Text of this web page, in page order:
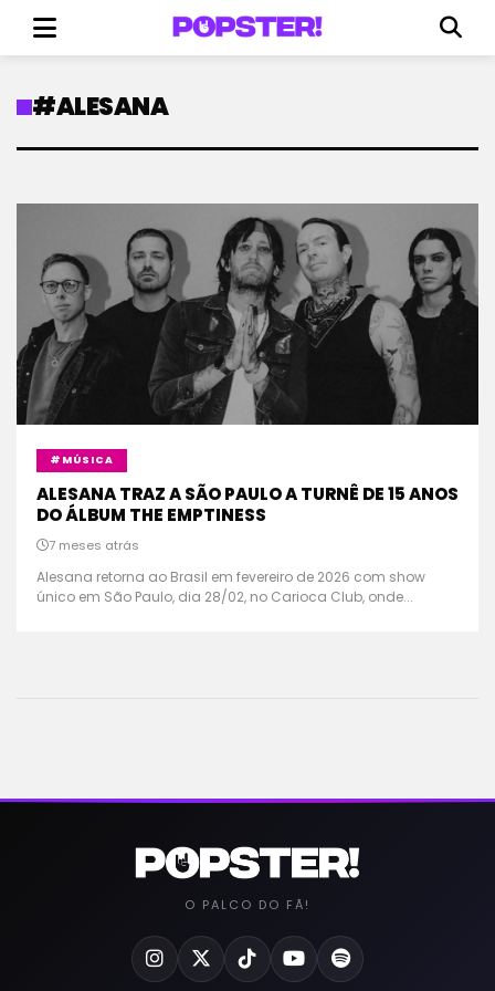
#ALESANA
#MÚSICA
ALESANA TRAZ A SÃO PAULO A TURNÊ DE 15 ANOS
DO ÁLBUM THE EMPTINESS
7 meses atrás
Alesana retorna ao Brasil em fevereiro de 2026 com show
único em São Paulo, dia 28/02, no Carioca Club, onde...
O PALCO DO FÃ!